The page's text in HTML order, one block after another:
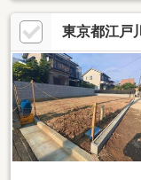
アクセスが大変良好
アクセス良好な好立地
確認をお勧めいたし
4.8の評価をいただい
わせください。
東京都江戸